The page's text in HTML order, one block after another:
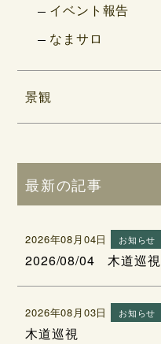
イベント報告
なまサロ
景観
最新の記事
2026年08月04日 お知らせ
2026/08/04 木道巡視
2026年08月03日 お知らせ
木道巡視